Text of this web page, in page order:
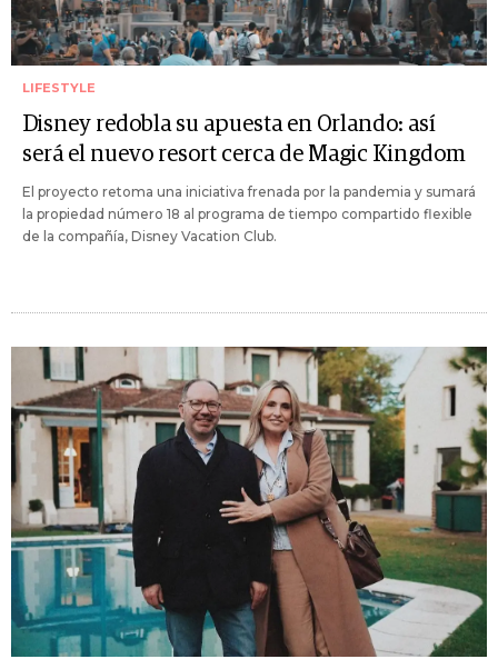
LIFESTYLE
Disney redobla su apuesta en Orlando: así
será el nuevo resort cerca de Magic Kingdom
El proyecto retoma una iniciativa frenada por la pandemia y sumará
la propiedad número 18 al programa de tiempo compartido flexible
de la compañía, Disney Vacation Club.